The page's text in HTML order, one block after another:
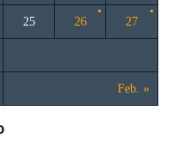
Feb. »
25 26 27